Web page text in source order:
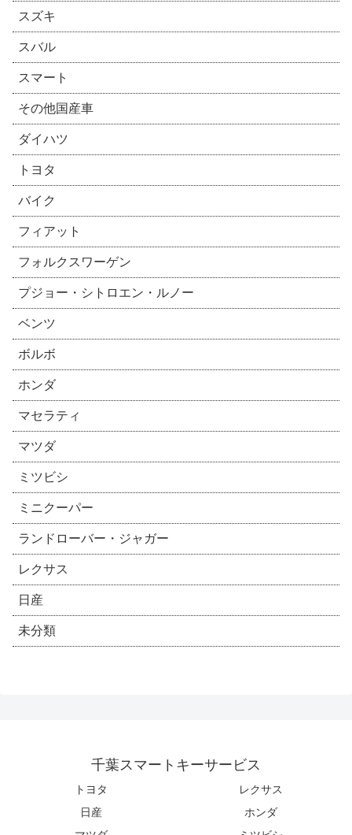
スズキ
スバル
スマート
その他国産車
ダイハツ
トヨタ
バイク
フィアット
フォルクスワーゲン
プジョー・シトロエン・ルノー
ベンツ
ボルボ
ホンダ
マセラティ
マツダ
ミツビシ
ミニクーパー
ランドローバー・ジャガー
レクサス
日産
未分類
千葉スマートキーサービス
トヨタ
レクサス
日産
ホンダ